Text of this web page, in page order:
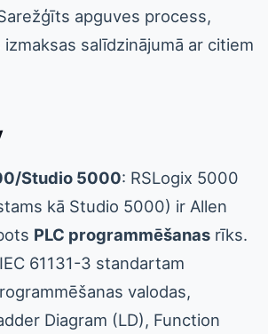
apguves process,
izmaksas salīdzinājumā ar citiem
Studio 5000: RSLogix 5000
kā Studio 5000) ir Allen
PLC programmēšanas rīks.
61131-3 standartam
valodas,
Diagram (LD), Function